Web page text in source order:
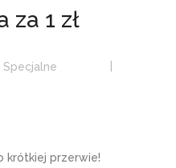
za 1 zł
krótkiej przerwie!